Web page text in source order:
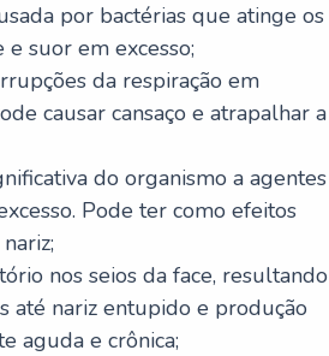
por bactérias que atinge os
suor em excesso;
da respiração em
causar cansaço e atrapalhar a
do organismo a agentes
Pode ter como efeitos
nos seios da face, resultando
até nariz entupido e produção
aguda e crônica;